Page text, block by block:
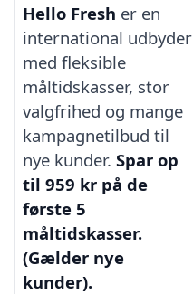
Hello Fresh er en
international udbyder
med fleksible
måltidskasser, stor
valgfrihed og mange
kampagnetilbud til
nye kunder. Spar op
til 959 kr på de
første 5
måltidskasser.
(Gælder nye
kunder).